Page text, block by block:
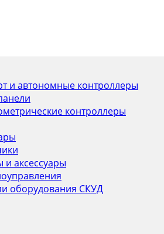
и автономные контроллеры
контроллеры
и аксессуары
оборудования СКУД